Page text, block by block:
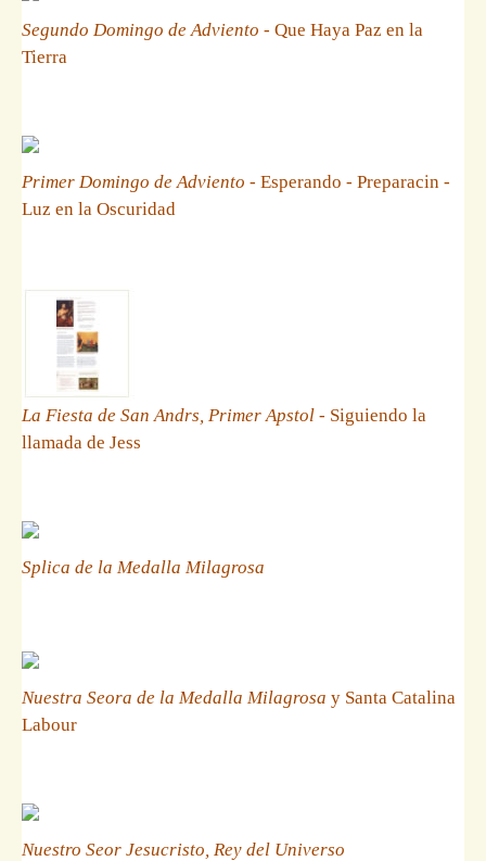
Segundo Domingo de Adviento - Que Haya Paz en la
Tierra
Primer Domingo de Adviento - Esperando - Preparacin -
Luz en la Oscuridad
La Fiesta de San Andrs, Primer Apstol - Siguiendo la
llamada de Jess
Splica de la Medalla Milagrosa
Nuestra Seora de la Medalla Milagrosa y Santa Catalina
Labour
Nuestro Seor Jesucristo, Rey del Universo